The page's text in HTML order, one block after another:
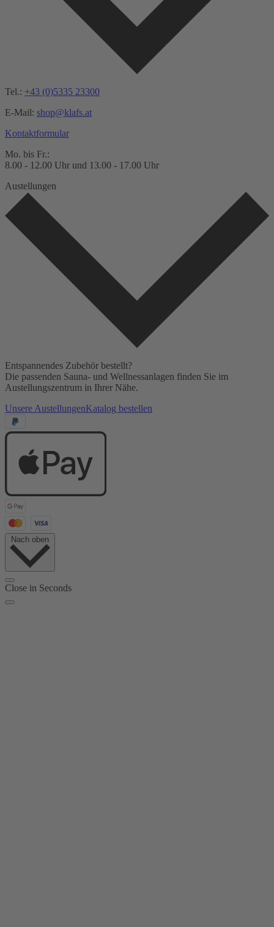
Tel.: +43 (0)5335 23300
E-Mail: shop@klafs.at
Kontaktformular
Mo. bis Fr.:
8.00 - 12.00 Uhr und 13.00 - 17.00 Uhr
Austellungen
Entspannendes Zubehör bestellt?
Die passenden Sauna- und Wellnessanlagen finden Sie im
Austellungszentrum in Ihrer Nähe.
Unsere AustellungenKatalog bestellen
Nach oben
Close in Seconds